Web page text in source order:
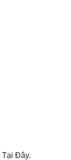
Tại Đây.